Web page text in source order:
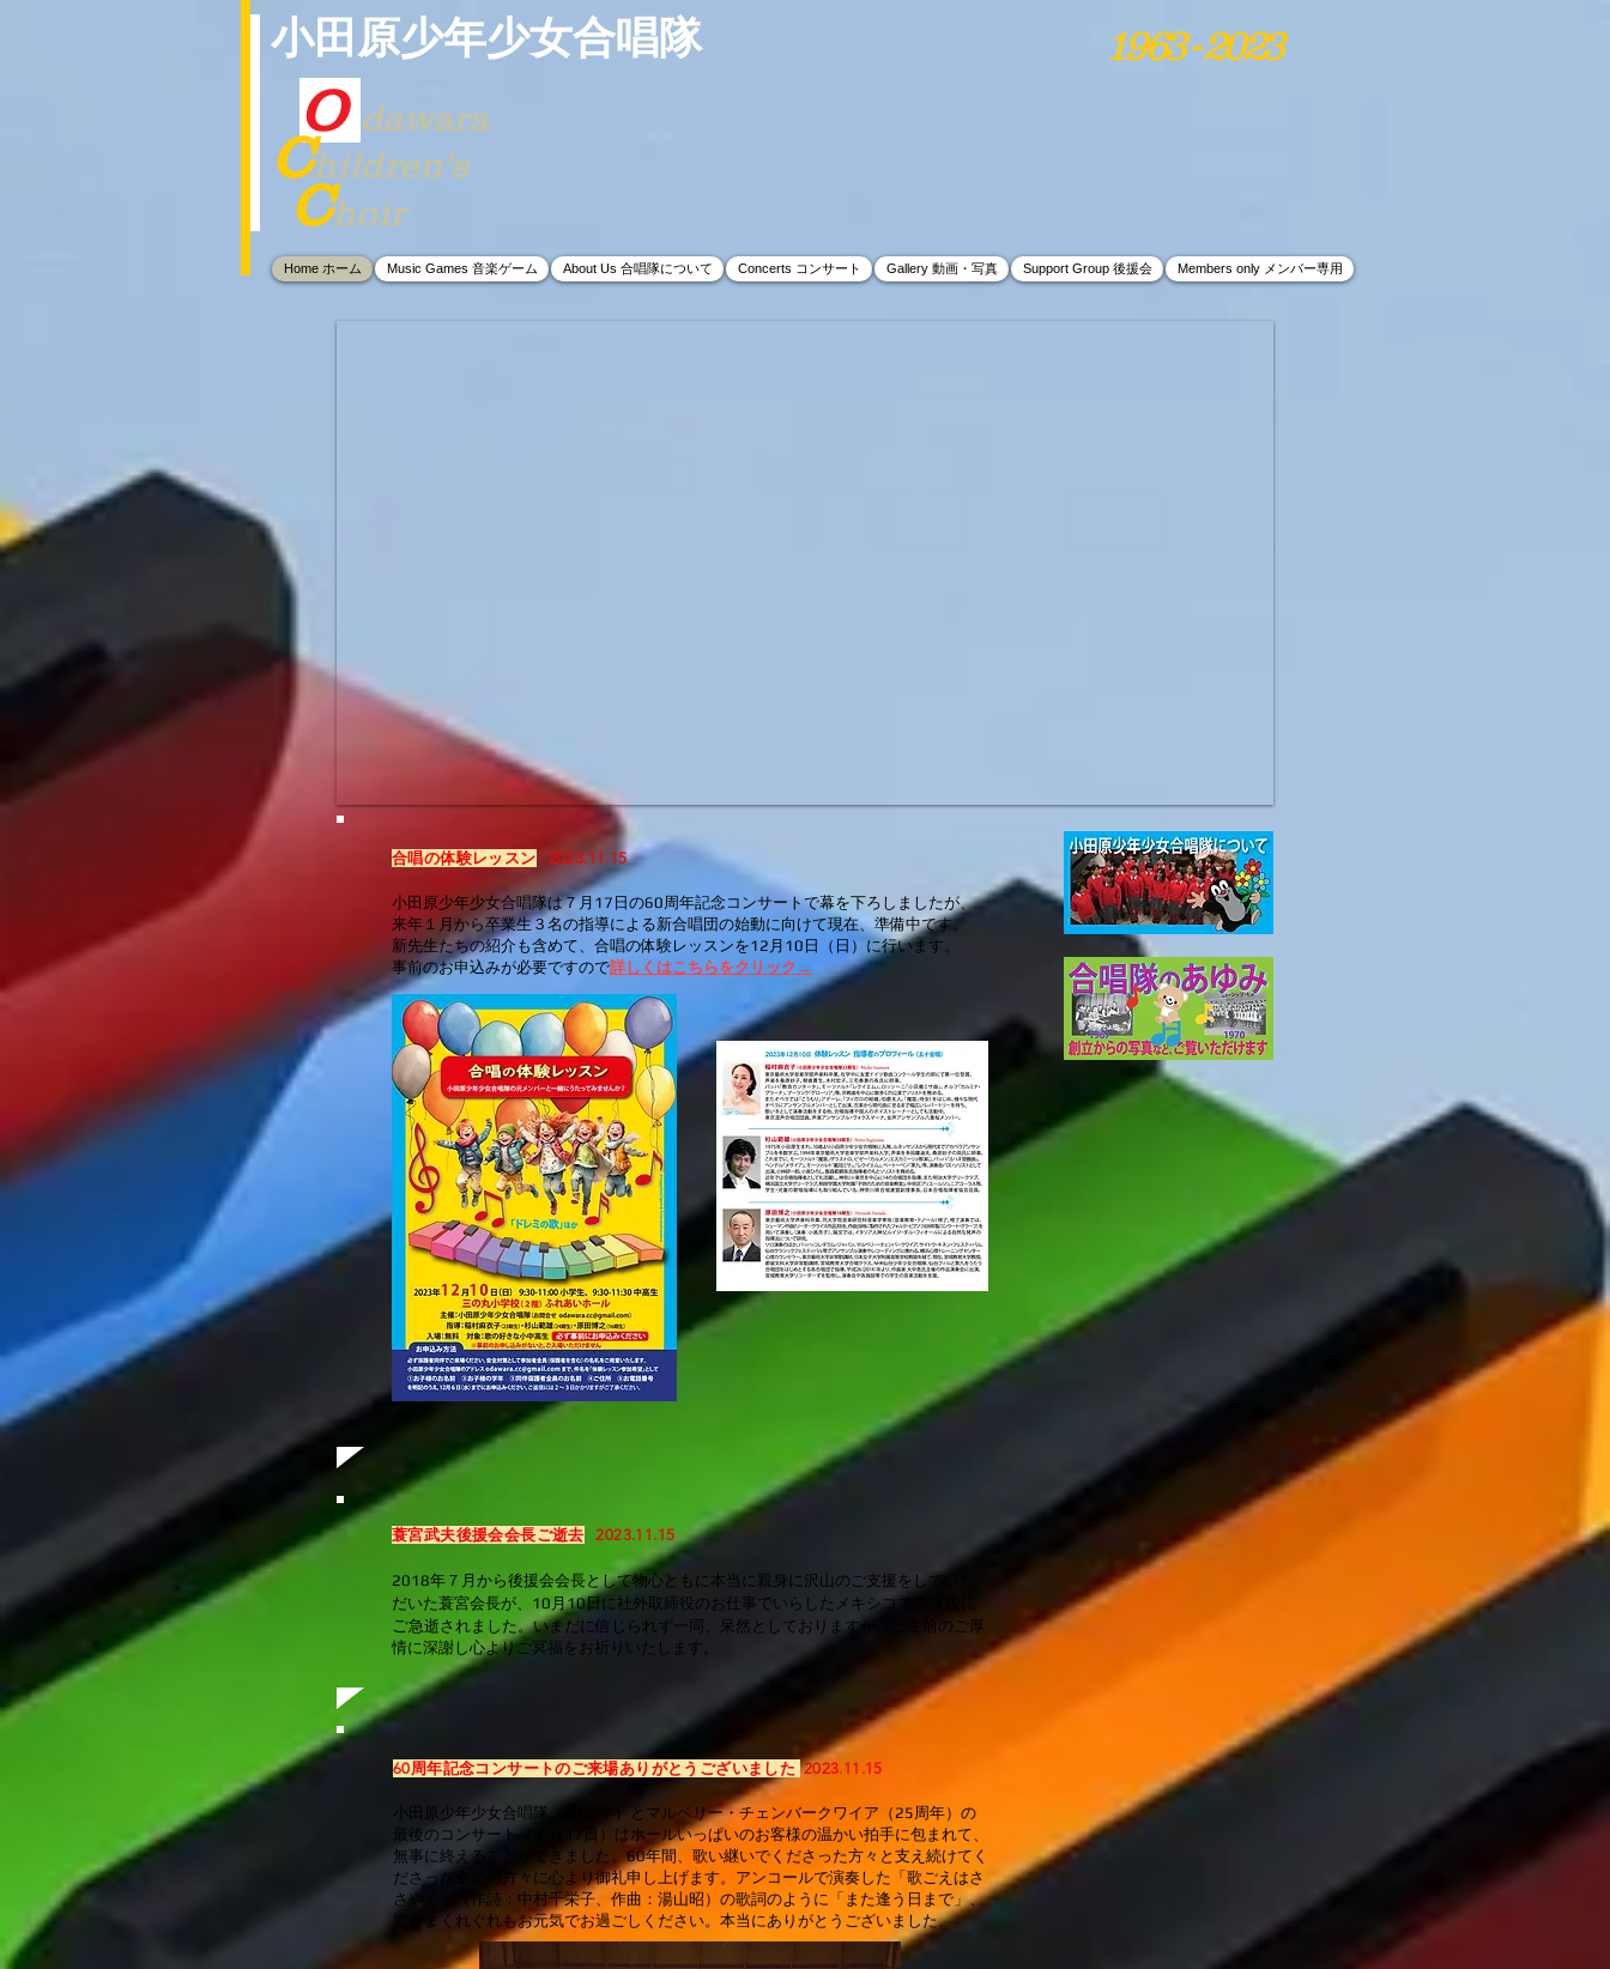
小田原少年少女合唱隊
O dawara
Children's
Choir
1963 - 2023
Home ホーム Music Games 音楽ゲーム About Us 合唱隊について Concerts コンサート Gallery 動画・写真 Support Group 後援会 Members only メンバー専用
合唱の体験レッスン 2023.11.15
小田原少年少女合唱隊は７月17日の60周年記念コンサートで幕を下ろしましたが、
来年１月から卒業生３名の指導による新合唱団の始動に向けて現在、準備中です。
新先生たちの紹介も含めて、合唱の体験レッスンを12月10日（日）に行います。
事前のお申込みが必要ですので詳しくはこちらをクリック→
蓑宮武夫後援会会長ご逝去 2023.11.15
2018年７月から後援会会長として物心ともに本当に親身に沢山のご支援をしていた
だいた蓑宮会長が、10月10日に社外取締役のお仕事でいらしたメキシコで講演
ご急逝されました。いまだに信じられず一同、呆然としておりますが、ご生前のご厚
情に深謝し心よりご冥福をお祈りいたします。
60周年記念コンサートのご来場ありがとうございました 2023.11.15
小田原少年少女合唱隊（60周年）とマルベリー・チェンバークワイア（25周年）の
最後のコンサート（７月17日）はホールいっぱいのお客様の温かい拍手に包まれて、
無事に終えることができました。60年間、歌い継いでくださった方々と支え続けてく
ださった全ての方々に心より御礼申し上げます。アンコールで演奏した「歌ごえはさ
さやく」（作詩：中村千栄子、作曲：湯山昭）の歌詞のように「また逢う日まで」、
皆さまくれぐれもお元気でお過ごしください。本当にありがとうございました。